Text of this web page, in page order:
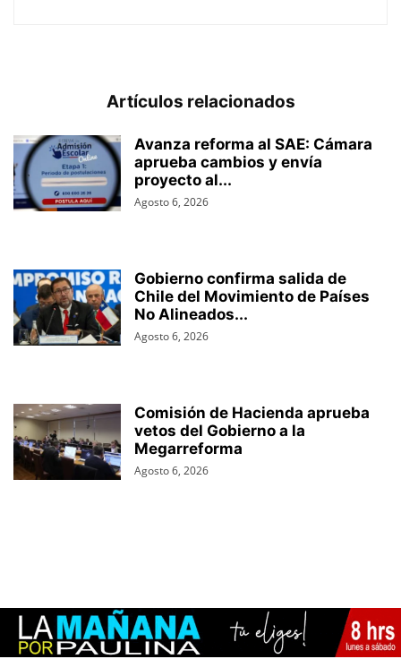
Artículos relacionados
Avanza reforma al SAE: Cámara
aprueba cambios y envía
proyecto al...
Agosto 6, 2026
Gobierno confirma salida de
Chile del Movimiento de Países
No Alineados...
Agosto 6, 2026
Comisión de Hacienda aprueba
vetos del Gobierno a la
Megarreforma
Agosto 6, 2026